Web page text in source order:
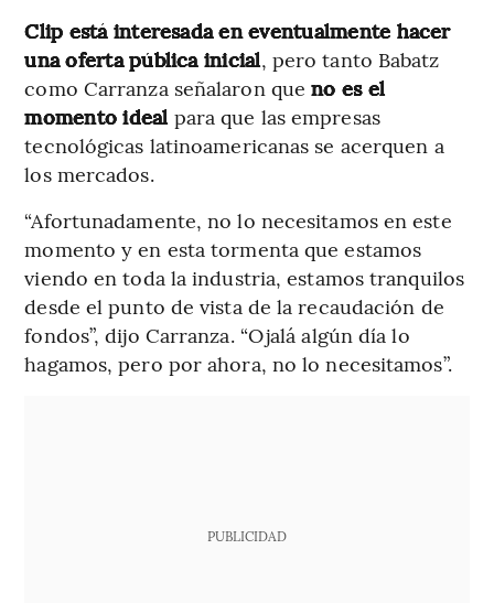
Clip está interesada en eventualmente hacer
una oferta pública inicial, pero tanto Babatz
como Carranza señalaron queno es el
momento ideal para que las empresas
tecnológicas latinoamericanas se acerquen a
los mercados.
“Afortunadamente, no lo necesitamos en este
momento y en esta tormenta que estamos
viendo en toda la industria, estamos tranquilos
desde el punto de vista de la recaudación de
fondos”, dijo Carranza. “Ojalá algún día lo
hagamos, pero por ahora, no lo necesitamos”.
PUBLICIDAD